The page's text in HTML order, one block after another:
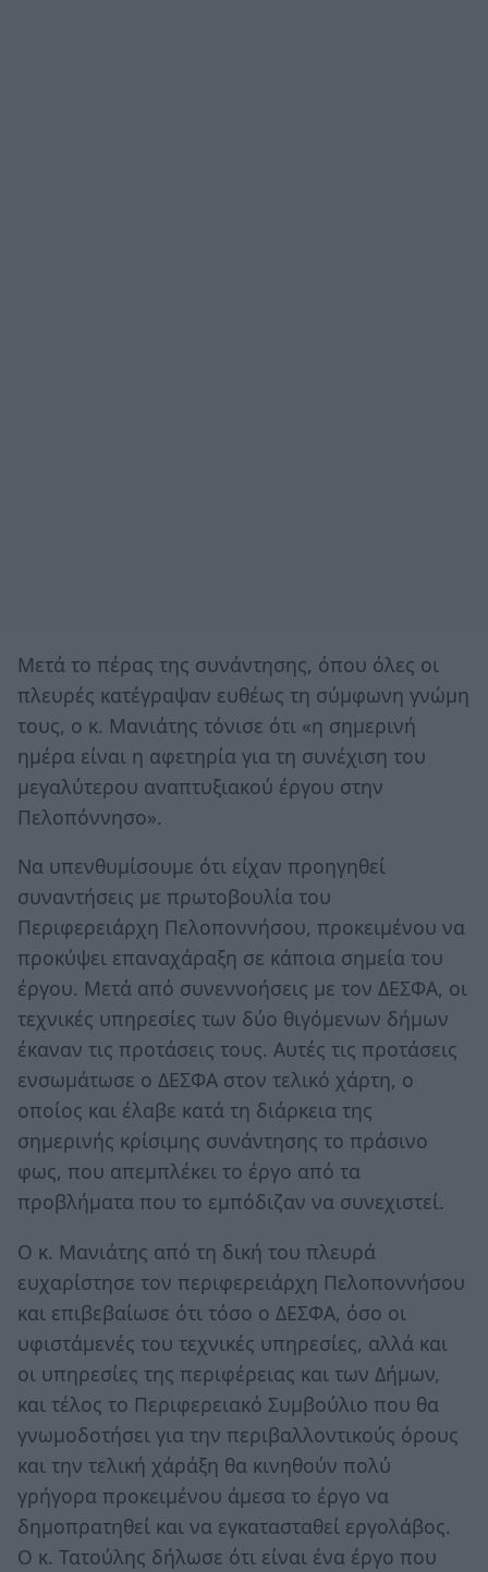
Μετά το πέρας της συνάντησης, όπου όλες οι
πλευρές κατέγραψαν ευθέως τη σύμφωνη γνώμη
τους, ο κ. Μανιάτης τόνισε ότι «η σημερινή
ημέρα είναι η αφετηρία για τη συνέχιση του
μεγαλύτερου αναπτυξιακού έργου στην
Πελοπόννησο».
Να υπενθυμίσουμε ότι είχαν προηγηθεί
συναντήσεις με πρωτοβουλία του
Περιφερειάρχη Πελοποννήσου, προκειμένου να
προκύψει επαναχάραξη σε κάποια σημεία του
έργου. Μετά από συνεννοήσεις με τον ΔΕΣΦΑ, οι
τεχνικές υπηρεσίες των δύο θιγόμενων δήμων
έκαναν τις προτάσεις τους. Αυτές τις προτάσεις
ενσωμάτωσε ο ΔΕΣΦΑ στον τελικό χάρτη, ο
οποίος και έλαβε κατά τη διάρκεια της
σημερινής κρίσιμης συνάντησης το πράσινο
φως, που απεμπλέκει το έργο από τα
προβλήματα που το εμπόδιζαν να συνεχιστεί.
Ο κ. Μανιάτης από τη δική του πλευρά
ευχαρίστησε τον περιφερειάρχη Πελοποννήσου
και επιβεβαίωσε ότι τόσο ο ΔΕΣΦΑ, όσο οι
υφιστάμενές του τεχνικές υπηρεσίες, αλλά και
οι υπηρεσίες της περιφέρειας και των Δήμων,
και τέλος το Περιφερειακό Συμβούλιο που θα
γνωμοδοτήσει για την περιβαλλοντικούς όρους
και την τελική χάράξη θα κινηθούν πολύ
γρήγορα προκειμένου άμεσα το έργο να
δημοπρατηθεί και να εγκατασταθεί εργολάβος.
Ο κ. Τατούλης δήλωσε ότι είναι ένα έργο που